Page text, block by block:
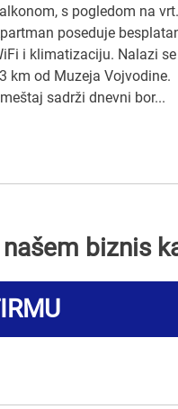
s pogledom na vrt.
poseduje
i klimatizaciju. Nalazi
km od Muzeja Vojvodine.
sadrži dnevni bor...
biznis